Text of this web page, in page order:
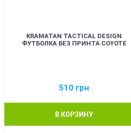
KRAMATAN TACTICAL DESIGN
ФУТБОЛКА БЕЗ ПРИНТА COYOTE
510 грн
В КОРЗИНУ